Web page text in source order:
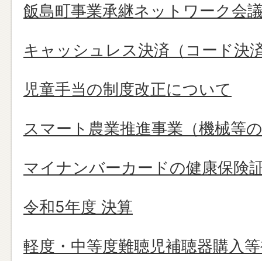
飯島町事業承継ネットワーク会
キャッシュレス決済（コード決
児童手当の制度改正について
スマート農業推進事業（機械等
マイナンバーカードの健康保険
令和5年度 決算
軽度・中等度難聴児補聴器購入